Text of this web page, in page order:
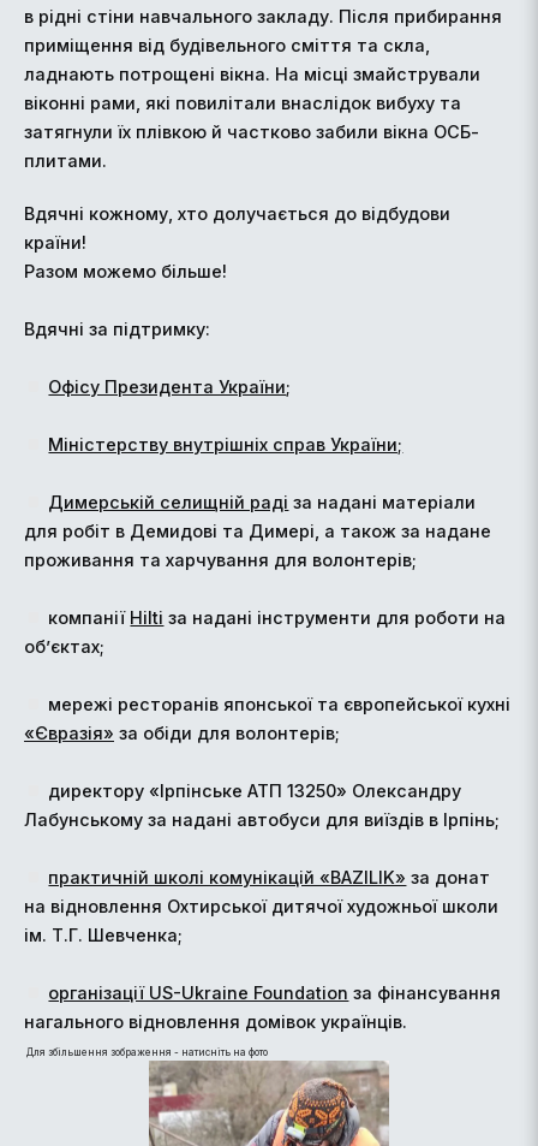
в рідні стіни навчального закладу. Після прибирання
приміщення від будівельного сміття та скла,
ладнають потрощені вікна. На місці змайстрували
віконні рами, які повилітали внаслідок вибуху та
затягнули їх плівкою й частково забили вікна ОСБ-
плитами.
Вдячні кожному, хто долучається до відбудови
країни!
Разом можемо більше!
Вдячні за підтримку:
Офісу Президента України;
Міністерству внутрішніх справ України;
Димерській селищній раді за надані матеріали
для робіт в Демидові та Димері, а також за надане
проживання та харчування для волонтерів;
компанії Hilti за надані інструменти для роботи на
об’єктах;
мережі ресторанів японської та європейської кухні
«Євразія» за обіди для волонтерів;
директору «Ірпінське АТП 13250» Олександру
Лабунському за надані автобуси для виїздів в Ірпінь;
практичній школі комунікацій «BAZILIK» за донат
на відновлення Охтирської дитячої художньої школи
ім. Т.Г. Шевченка;
організації US-Ukraine Foundation за фінансування
нагального відновлення домівок українців.
Для збільшення зображення - натисніть на фото